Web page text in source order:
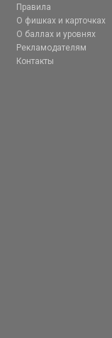
Правила
О фишках и карточках
О баллах и уровнях
Рекламодателям
Контакты